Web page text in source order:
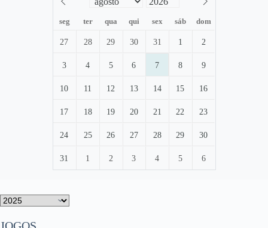
seg ter qua qui sex sáb dom
27 28 29 30 31 1 2
3 4 5 6 7 8 9
10 11 12 13 14 15 16
17 18 19 20 21 22 23
24 25 26 27 28 29 30
31 1 2 3 4 5 6